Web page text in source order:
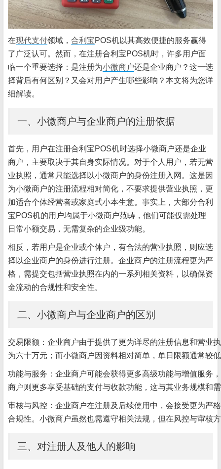
在现代支付领域， 合利宝POS机以其高效便捷的服务赢得
了广泛认可。然而，在注册合利宝POS机时，许多用户面
临一个重要选择：是注册为小微商户还是企业商户？这一选
择背后有何区别？又会对用户产生哪些影响？本文将为您详
细解读。
一、小微商户与企业商户的注册依据
首先，用户在注册合利宝POS机时选择小微商户还是企业
商户，主要取决于其自身实际情况。对于个人用户，若无营
业执照，通常只能选择以小微商户的身份注册入网。这是因
为小微商户的注册流程相对简化，不要求提供营业执照，更
加适合个体经营者或家庭式小本生意。事实上，大部分合利
宝POS机的用户均属于小微商户范畴，他们可能仅需处理
日常小额交易，无需复杂的企业级功能。
相反，若用户是企业或个体户，有合法的营业执照，则应选
择以企业商户的身份进行注册。企业商户的注册流程更为严
格，需提交包括营业执照在内的一系列相关资料，以确保资
金流动的合规性和安全性。
二、小微商户与企业商户的区别
交易限额：企业商户由于提供了更为详尽的注册信息和营业
为六十万元；而小微商户因资料相对简单，单日限额通常较
功能与服务：企业商户可能会获得更多高级功能与增值服务
商户则更多享受基础的支付与收款功能，这与其业务规模和
审核与风控：企业商户在注册及后续使用中，会接受更为严
合规性。小微商户虽然也需遵守相关法规，但在风控与审核
三、对注册人及他人的影响